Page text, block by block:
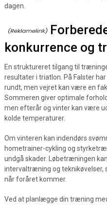
dagen.
konkurrence og
En struktureret tilgang til
resultater i triatlon. På Falster
rundt, men vejret kan være en
Sommeren giver optimale
men efterår og vinter kan være
kolde temperaturer.
Om vinteren kan indendørs
hometrainer-cykling og
undgå skader. Løbetræningen
intervaltræning og teknikøvelser,
når foråret kommer.
Ved at planlægge din træning